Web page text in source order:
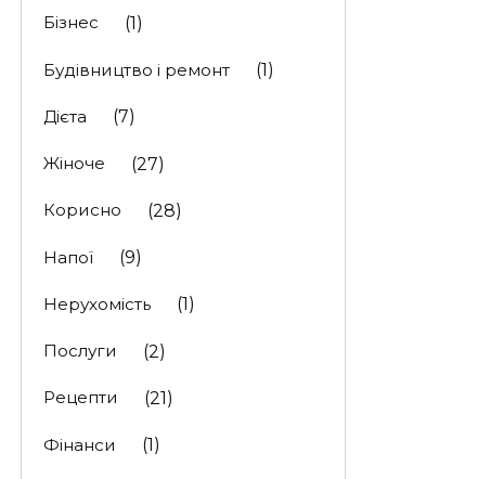
Бізнес (1)
Будівництво і ремонт (1)
Дієта (7)
Жіноче (27)
Корисно (28)
Напої (9)
Нерухомість (1)
Послуги (2)
Рецепти (21)
Фінанси (1)